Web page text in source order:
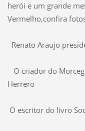
herói e um grande
Vermelho,confira
Renato Araujo
O criador do
Herrero
O escritor do livro